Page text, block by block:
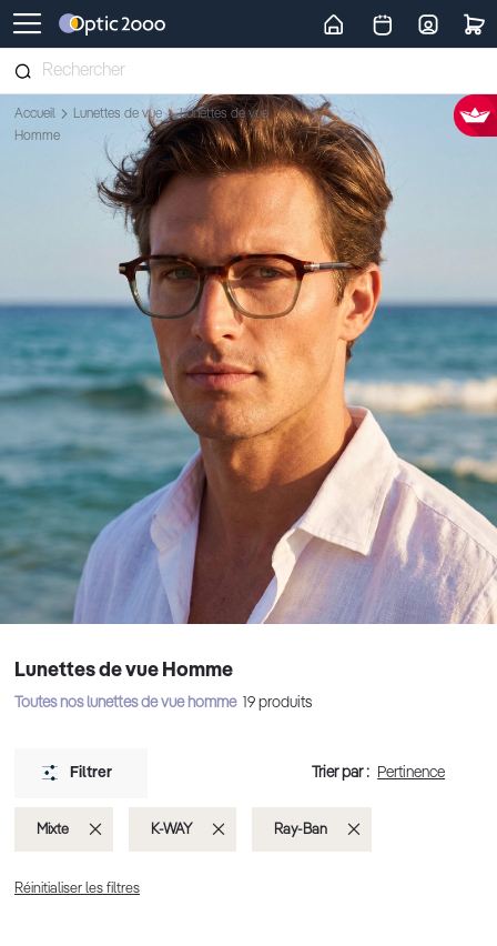
Retour vers la page d'accueil
Accueil Lunettes de vue
Lunettes de vue
Homme
Lunettes de vue Homme
Toutes nos lunettes de vue homme 19 produits
Filtrer Trier par :
Mixte SupprimerK-WAY SupprimerRay-Ban
Réinitialiser les filtres